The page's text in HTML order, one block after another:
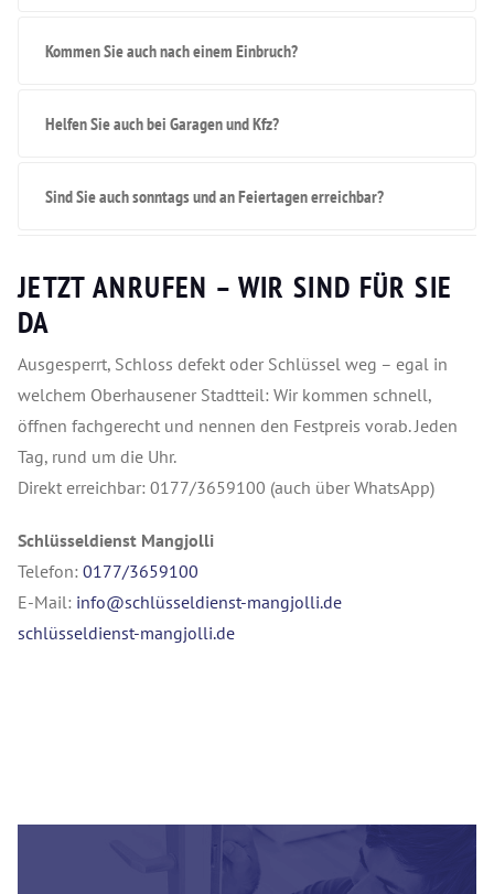
Kommen Sie auch nach einem Einbruch?
Helfen Sie auch bei Garagen und Kfz?
Sind Sie auch sonntags und an Feiertagen erreichbar?
JETZT ANRUFEN – WIR SIND FÜR SIE
DA
Ausgesperrt, Schloss defekt oder Schlüssel weg – egal in
welchem Oberhausener Stadtteil: Wir kommen schnell,
öffnen fachgerecht und nennen den Festpreis vorab. Jeden
Tag, rund um die Uhr.
Direkt erreichbar: 0177/3659100 (auch über WhatsApp)
Schlüsseldienst Mangjolli
Telefon: 0177/3659100
E-Mail: info@schlüsseldienst-mangjolli.de
schlüsseldienst-mangjolli.de